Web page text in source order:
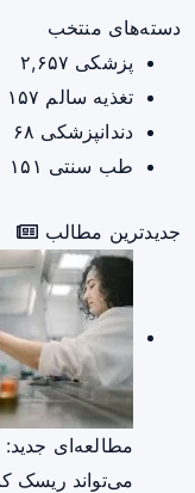
دسته‌های منتخب
پزشکی ۲,۶۵۷
تغذیه سالم ۱۵۷
دندانپزشکی ۶۸
طب سنتی ۱۵۱
جدیدترین مطالب
مطالعه‌ای جدید:
می‌تواند ریسک